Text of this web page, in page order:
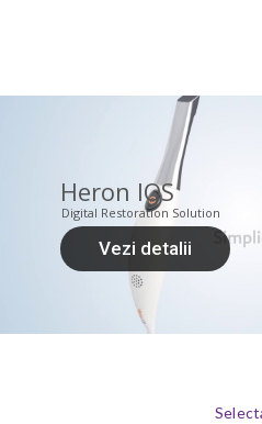
Heron IOS
Digital Restoration Solution
Vezi detalii